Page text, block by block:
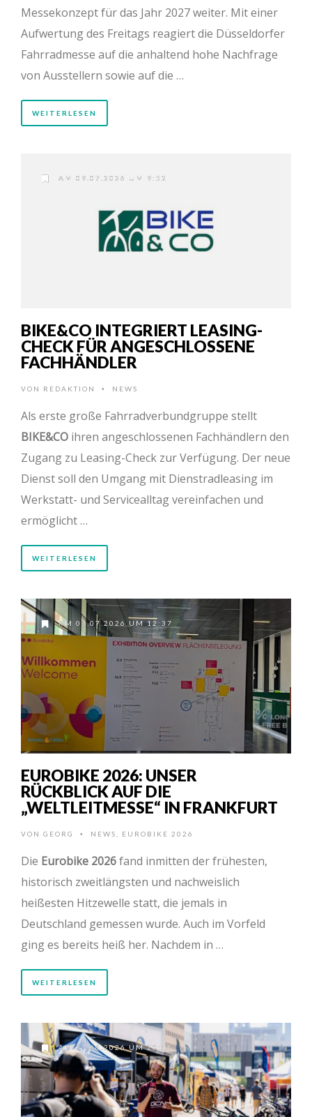
Messekonzept für das Jahr 2027 weiter. Mit einer
Aufwertung des Freitags reagiert die Düsseldorfer
Fahrradmesse auf die anhaltend hohe Nachfrage
von Ausstellern sowie auf die …
WEITERLESEN
AM 09.07.2026 UM 9:52
BIKE&CO INTEGRIERT LEASING-
CHECK FÜR ANGESCHLOSSENE
FACHHÄNDLER
VON REDAKTION • NEWS
Als erste große Fahrradverbundgruppe stellt
BIKE&CO ihren angeschlossenen Fachhändlern den
Zugang zu Leasing-Check zur Verfügung. Der neue
Dienst soll den Umgang mit Dienstradleasing im
Werkstatt- und Servicealltag vereinfachen und
ermöglicht …
WEITERLESEN
AM 03.07.2026 UM 12:37
EUROBIKE 2026: UNSER
RÜCKBLICK AUF DIE
„WELTLEITMESSE“ IN FRANKFURT
VON GEORG • NEWS EUROBIKE 2026
Die Eurobike 2026fand inmitten der frühesten,
historisch zweitlängsten und nachweislich
heißesten Hitzewelle statt, die jemals in
Deutschland gemessen wurde. Auch im Vorfeld
ging es bereits heiß her. Nachdem in …
WEITERLESEN
AM 27.06.2026 UM 20:15